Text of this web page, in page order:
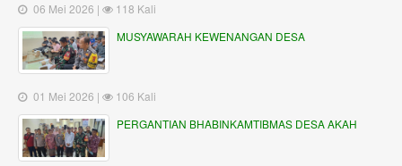
06 Mei 2026 |
118 Kali
MUSYAWARAH KEWENANGAN DESA
01 Mei 2026 |
106 Kali
PERGANTIAN BHABINKAMTIBMAS DESA AKAH